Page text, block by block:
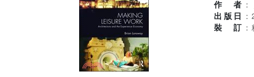
作者 ：
出版日 ：
裝訂 ：